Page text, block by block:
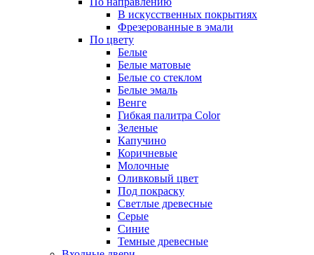
В искусственных покрытиях
Фрезерованные в эмали
По цвету
Белые
Белые матовые
Белые со стеклом
Белые эмаль
Венге
Гибкая палитра Color
Зеленые
Капучино
Коричневые
Молочные
Оливковый цвет
Под покраску
Светлые древесные
Серые
Синие
Темные древесные